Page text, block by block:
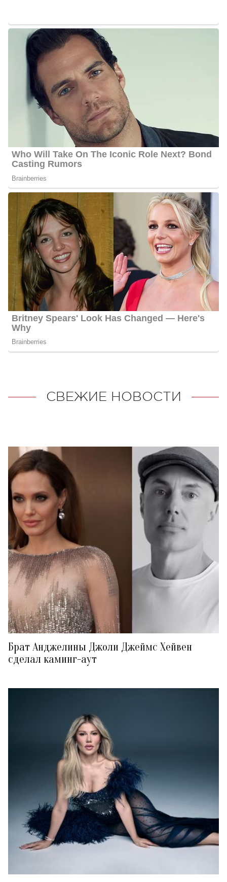
СВЕЖИЕ НОВОСТИ
Брат Анджелины Джоли Джеймс Хейвен
сделал каминг-аут